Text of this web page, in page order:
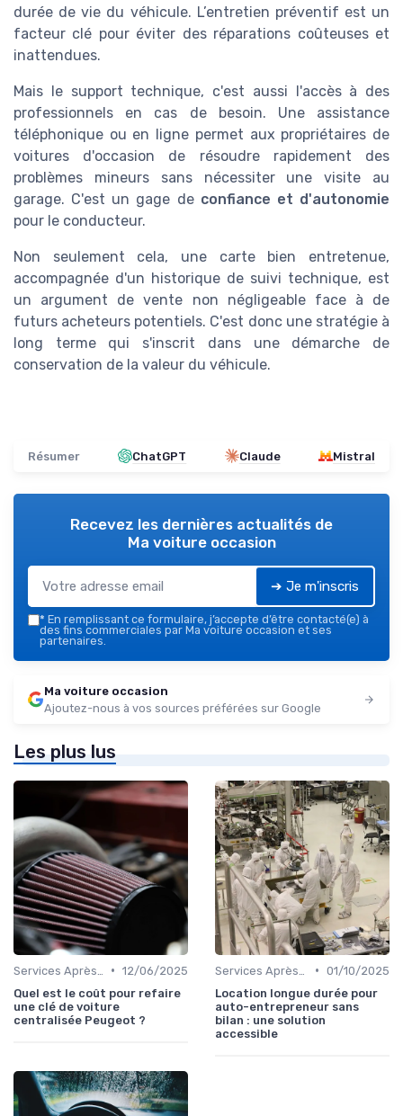
durée de vie du véhicule. L’entretien préventif est un
facteur clé pour éviter des réparations coûteuses et
inattendues.
Mais le support technique, c'est aussi l'accès à des
professionnels en cas de besoin. Une assistance
téléphonique ou en ligne permet aux propriétaires de
voitures d'occasion de résoudre rapidement des
problèmes mineurs sans nécessiter une visite au
garage. C'est un gage de confiance et d'autonomie
pour le conducteur.
Non seulement cela, une carte bien entretenue,
accompagnée d'un historique de suivi technique, est
un argument de vente non négligeable face à de
futurs acheteurs potentiels. C'est donc une stratégie à
long terme qui s'inscrit dans une démarche de
conservation de la valeur du véhicule.
Résumer ChatGPT Claude Mistral
Recevez les dernières actualités de
Ma voiture occasion
➔ Je m'inscris
* En remplissant ce formulaire, j’accepte d’être contacté(e) à
des fins commerciales par Ma voiture occasion et ses
partenaires.
Ma voiture occasion
Ajoutez-nous à vos sources préférées sur Google
Les plus lus
• 12/06/2025
Quel est le coût pour refaire
une clé de voiture
centralisée Peugeot ?
• 01/10/2025
Location longue durée pour
auto-entrepreneur sans
bilan : une solution
accessible